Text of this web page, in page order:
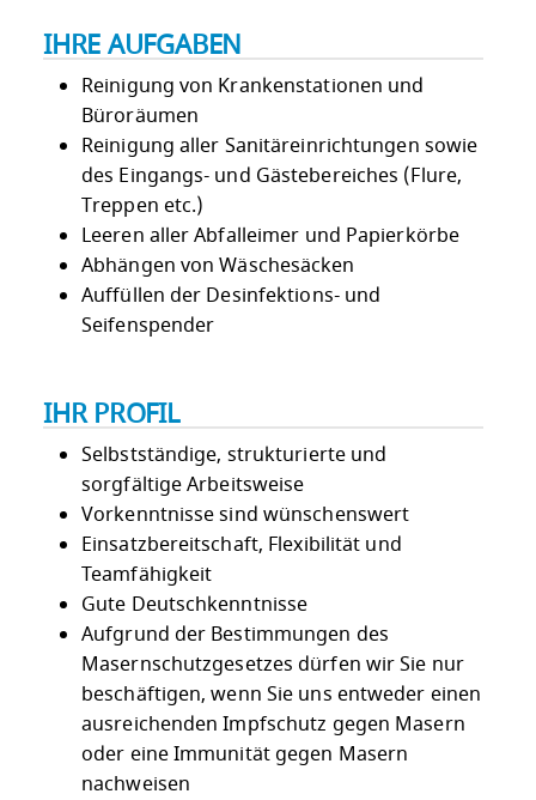
IHRE AUFGABEN
Reinigung von Krankenstationen und
Büroräumen
Reinigung aller Sanitäreinrichtungen sowie
des Eingangs- und Gästebereiches (Flure,
Treppen etc.)
Leeren aller Abfalleimer und Papierkörbe
Abhängen von Wäschesäcken
Auffüllen der Desinfektions- und
Seifenspender
IHR PROFIL
Selbstständige, strukturierte und
sorgfältige Arbeitsweise
Vorkenntnisse sind wünschenswert
Einsatzbereitschaft, Flexibilität und
Teamfähigkeit
Gute Deutschkenntnisse
Aufgrund der Bestimmungen des
Masernschutzgesetzes dürfen wir Sie nur
beschäftigen, wenn Sie uns entweder einen
ausreichenden Impfschutz gegen Masern
oder eine Immunität gegen Masern
nachweisen